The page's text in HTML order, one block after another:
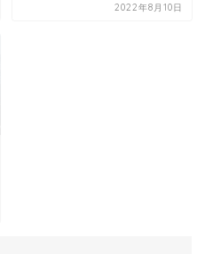
2022年8月10日